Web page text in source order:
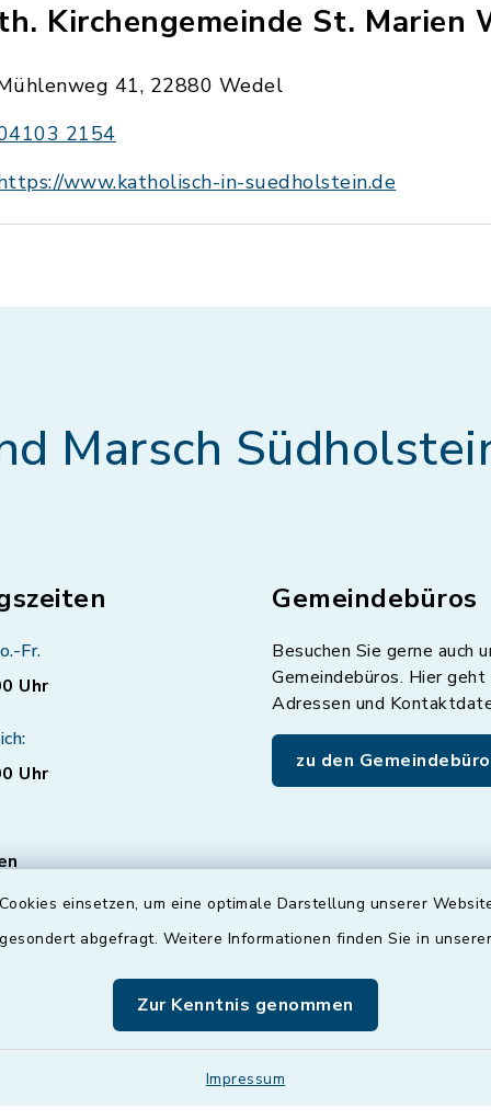
einsetzen, um eine optimale Darstellung unserer
abgefragt. Weitere Informationen finden Sie in
Zur Kenntnis genommen
Impressum
Kirchengemeinde St. Marien
41, 22880 Wedel
2154
www.katholisch-in-suedholstein.de
Marsch
Fr.
Uhr
Uhr
für den Bereich
nur mit
Sie auch gerne
mit uns
Gemeindebüros
Besuchen Sie gerne auch
Gemeindebüros. Hier geht
Adressen und
zu den